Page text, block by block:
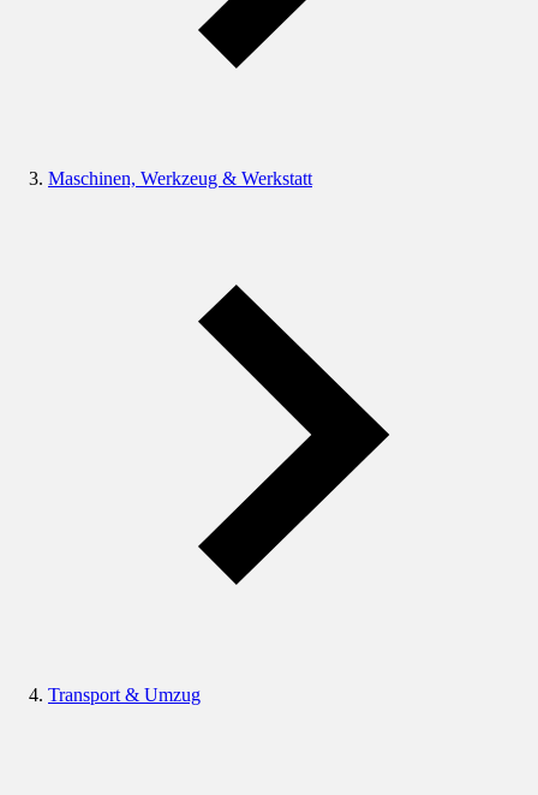
Maschinen, Werkzeug & Werkstatt
Transport & Umzug